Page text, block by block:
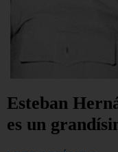
Esteban
es un